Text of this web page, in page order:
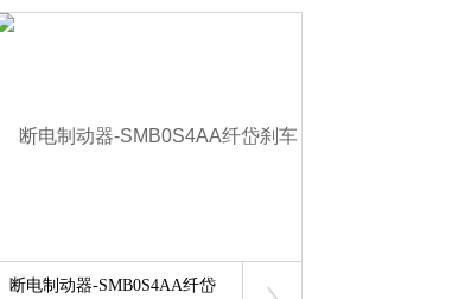
断电制动器-SMB0S4AA纤岱